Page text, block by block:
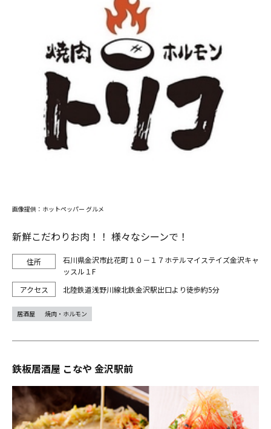
新鮮こだわりお肉！！ 様々なシーンで！
石川県金沢市此花町１０－１７ホテルマイステイズ金沢キャ
ッスル１F
北陸鉄道浅野川線北鉄金沢駅出口より徒歩約5分
画像提供：ホットペッパー グルメ
居酒屋 焼肉・ホルモン
鉄板居酒屋 こなや 金沢駅前